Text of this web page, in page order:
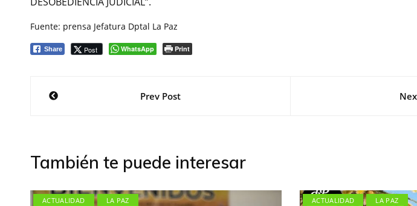
Fuente: prensa Jefatura Dptal La Paz
Share Post WhatsApp Print
NavegaciónPrev Post
También te puede interesar
ACTUALIDAD LA PAZ ACTUALIDAD LA PAZ